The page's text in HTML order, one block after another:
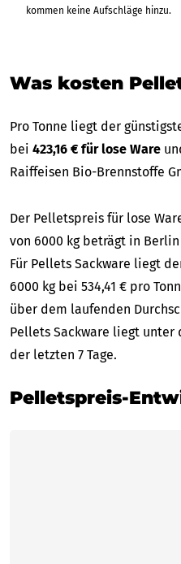
kommen keine Aufschläge hinzu.
Was kosten
Pro Tonne liegt der
bei 423,16 € für lose Ware
Raiffeisen Bio-Brennstoffe
Der Pelletspreis für lose
von 6000 kg beträgt in
Für Pellets Sackware liegt
6000 kg bei 534,41 € pro
über dem laufenden
Pellets Sackware liegt
der letzten 7 Tage.
Pelletspreis-